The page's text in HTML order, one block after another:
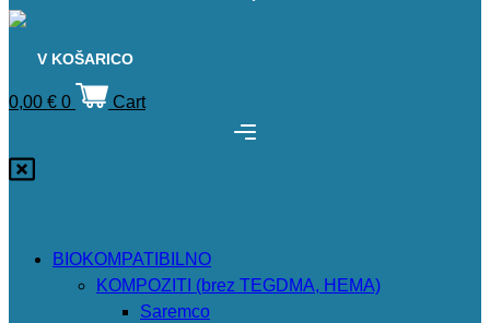
V KOŠARICO
0,00 € 0 Cart
BIOKOMPATIBILNO
KOMPOZITI (brez TEGDMA, HEMA)
Saremco